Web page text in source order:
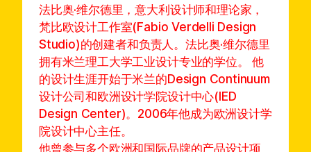
法比奥·维尔德里，意大利设计师和理论家，
梵比欧设计工作室(Fabio Verdelli Design
Studio)的创建者和负责人。法比奥·维尔德里
拥有米兰理工大学工业设计专业的学位。 他
的设计生涯开始于米兰的Design Continuum
设计公司和欧洲设计学院设计中心(IED
Design Center)。2006年他成为欧洲设计学
院设计中心主任。
他曾参与多个欧洲和国际品牌的产品设计项